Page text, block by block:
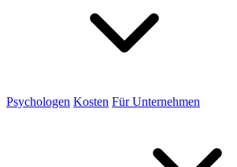
Psychologen Kosten Für Unternehmen